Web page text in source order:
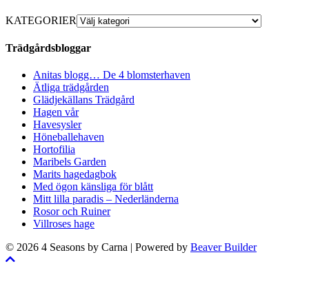
KATEGORIER
Trädgårdsbloggar
Anitas blogg… De 4 blomsterhaven
Ätliga trädgården
Glädjekällans Trädgård
Hagen vår
Havesysler
Höneballehaven
Hortofilia
Maribels Garden
Marits hagedagbok
Med ögon känsliga för blått
Mitt lilla paradis – Nederländerna
Rosor och Ruiner
Villroses hage
© 2026 4 Seasons by Carna | Powered by Beaver Builder
Skrolla